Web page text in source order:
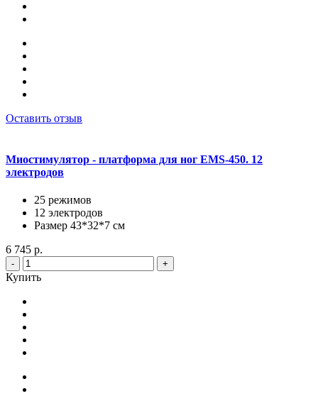
Оставить отзыв
Миостимулятор - платформа для ног EMS-450. 12
электродов
25 режимов
12 электродов
Размер 43*32*7 см
6 745 р.
- +
Купить